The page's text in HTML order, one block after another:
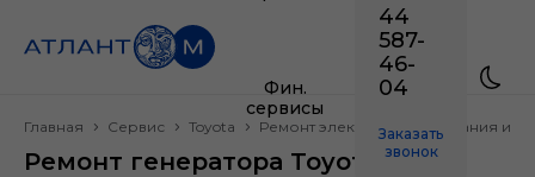
Фин.
сервисы
44
587-
46-
04
Заказать
звонок
Главная Сервис Toyota Ремонт электрооборудования и
Ремонт генератора Toyota